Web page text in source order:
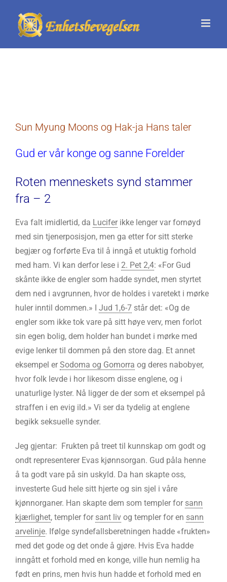
content
Sun Myung Moons og Hak-ja Hans taler
Gud er vår konge og sanne Forelder
Roten menneskets synd stammer
fra – 2
Eva falt imidlertid, da Luciferikke lenger var fornøyd
med sin tjenerposisjon, men ga etter for sitt sterke
begjær og forførte Eva til å inngå et utuktig forhold
med ham. Vi kan derfor lese i 2. Pet 2,4: «For Gud
skånte ikke de engler som hadde syndet, men styrtet
dem ned i avgrunnen, hvor de holdes i varetekt i mørke
huler inntil dommen.» I Jud 1,6-7 står det: «Og de
engler som ikke tok vare på sitt høye verv, men forlot
sin egen bolig, dem holder han bundet i mørke med
evige lenker til dommen på den store dag. Et annet
eksempel erSodoma og Gomorra og deres nabobyer,
hvor folk levde i hor likesom disse englene, og i
unaturlige lyster. Nå ligger de der som et eksempel på
straffen i en evig ild.» Vi ser da tydelig at englene
begikk seksuelle synder.
Jeg gjentar: Frukten på treet til kunnskap om godt og
ondt representerer Evas kjønnsorgan. Gud påla henne
å ta godt vare på sin uskyld. Da han skapte oss,
investerte Gud hele sitt hjerte og sin sjel i våre
kjønnorganer. Han skapte dem som templer for sann
kjærlighet, templer for sant liv og templer for en sann
arvelinje. Ifølge syndefallsberetningen hadde «frukten»
med det gode og det onde å gjøre. Hvis Eva hadde
inngått et forhold med en konge, ville hun nemlig ha
født en prins, men hvis hun hadde et forhold med en